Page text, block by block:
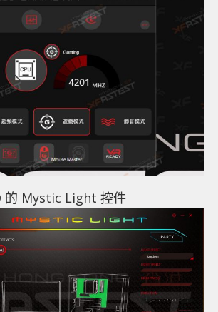
的 Mystic Light 控件